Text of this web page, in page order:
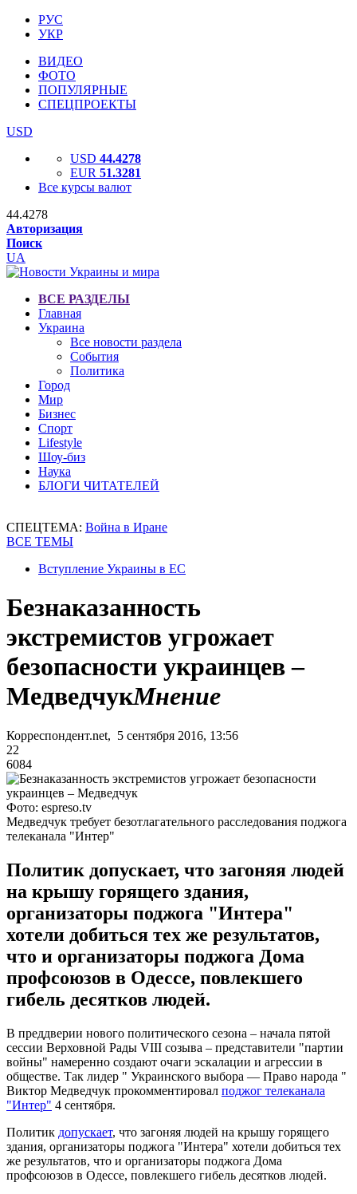
РУС
УКР
ВИДЕО
ФОТО
ПОПУЛЯРНЫЕ
СПЕЦПРОЕКТЫ
USD
USD 44.4278
EUR 51.3281
Все курсы валют
44.4278
Авторизация
Поиск
UA
ВСЕ РАЗДЕЛЫ
Главная
Украина
Все новости раздела
События
Политика
Город
Мир
Бизнес
Спорт
Lifestyle
Шоу-биз
Наука
БЛОГИ ЧИТАТЕЛЕЙ
СПЕЦТЕМА: Война в Иране
ВСЕ ТЕМЫ
Вступление Украины в ЕС
Безнаказанность
экстремистов угрожает
безопасности украинцев –
МедведчукМнение
Корреспондент.net, 5 сентября 2016, 13:56
22
6084
Фото: espreso.tv
Медведчук требует безотлагательного расследования поджога
телеканала "Интер"
Политик допускает, что загоняя людей
на крышу горящего здания,
организаторы поджога "Интера"
хотели добиться тех же результатов,
что и организаторы поджога Дома
профсоюзов в Одессе, повлекшего
гибель десятков людей.
В преддверии нового политического сезона – начала пятой
сессии Верховной Рады VIII созыва – представители "партии
войны" намеренно создают очаги эскалации и агрессии в
обществе. Так лидер " Украинского выбора ― Право народа "
Виктор Медведчук прокомментировал поджог телеканала
"Интер" 4 сентября.
Политик допускает, что загоняя людей на крышу горящего
здания, организаторы поджога "Интера" хотели добиться тех
же результатов, что и организаторы поджога Дома
профсоюзов в Одессе, повлекшего гибель десятков людей.